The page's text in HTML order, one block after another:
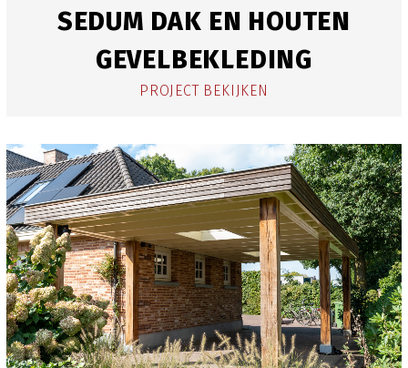
SEDUM DAK EN HOUTEN
GEVELBEKLEDING
PROJECT BEKIJKEN